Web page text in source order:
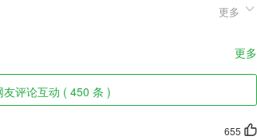
暴击无敌，快速掉血，有种秒杀的感觉;随心飘荡展现
的调音，可任意切换。
更多
更多
评论互动 ( 450 条 )
655